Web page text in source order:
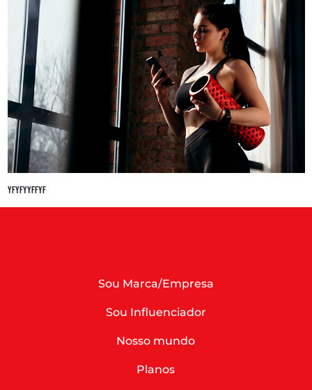
yfyfyyffyf
Sou Marca/Empresa
Sou Influenciador
Nosso mundo
Planos